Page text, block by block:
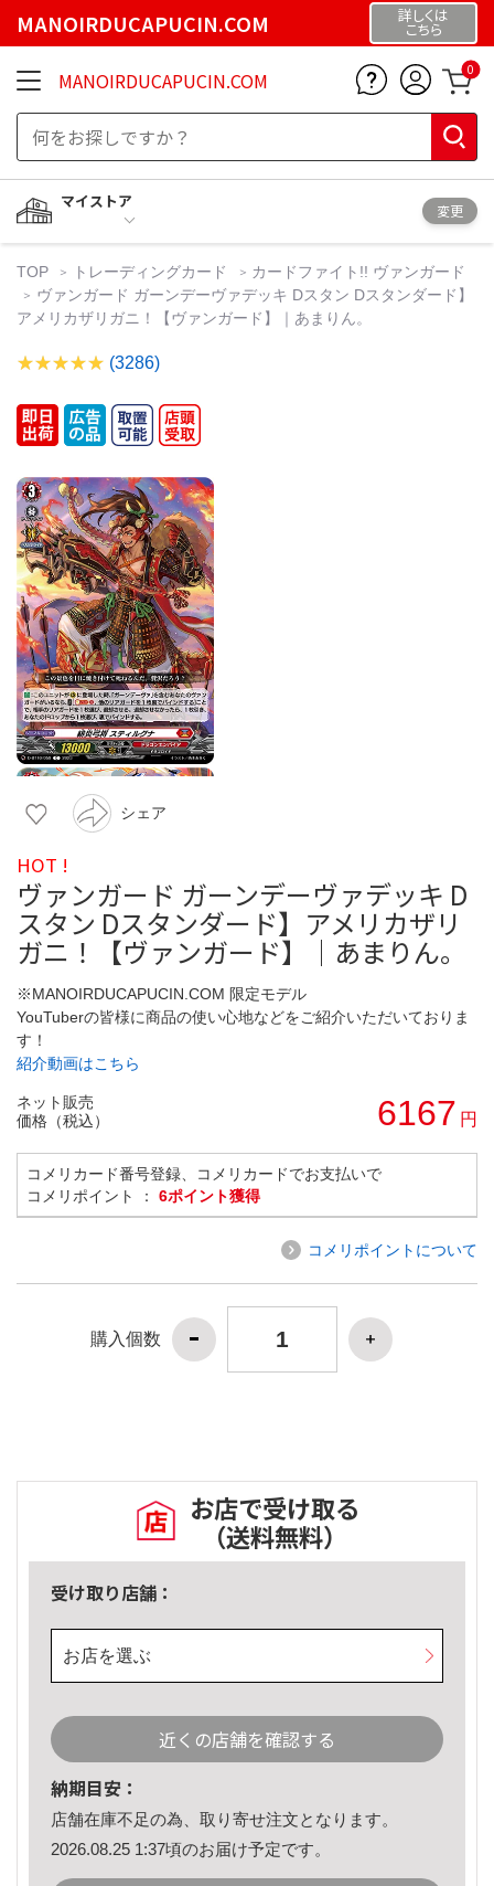
MANOIRDUCAPUCIN.COM 詳しくは
こちら
MANOIRDUCAPUCIN.COM 0
マイストア
変更
TOP トレーディングカード
カードファイト!! ヴァンガード
ヴァンガード ガーンデーヴァデッキ Dスタン Dスタンダード】
アメリカザリガニ！【ヴァンガード】｜あまりん。
(3286)
シェア
HOT !
ヴァンガード ガーンデーヴァデッキ D
スタン Dスタンダード】アメリカザリ
ガニ！【ヴァンガード】｜あまりん。
※MANOIRDUCAPUCIN.COM 限定モデル
YouTuberの皆様に商品の使い心地などをご紹介いただいておりま
す！
紹介動画はこちら
ネット販売
価格（税込）
6167 円
コメリカード番号登録、コメリカードでお支払いで
コメリポイント ： 6ポイント獲得
コメリポイントについて
購入個数
お店で受け取る
（送料無料）
受け取り店舗：
お店を選ぶ
近くの店舗を確認する
納期目安：
店舗在庫不足の為、取り寄せ注文となります。
2026.08.25 1:37頃のお届け予定です。